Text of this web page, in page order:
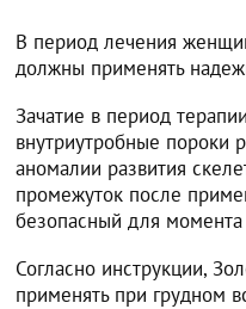
В период лечения
должны применять
Зачатие в период
внутриутробные пороки
аномалии развития
промежуток после
безопасный для момента
Согласно инструкции,
применять при грудном